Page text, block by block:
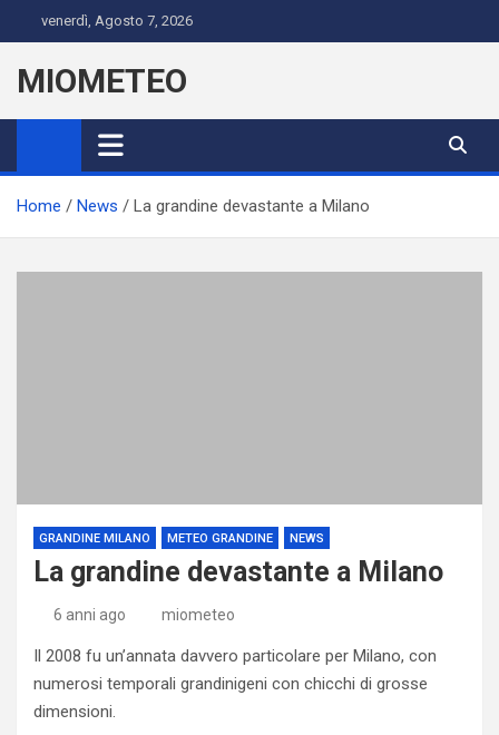
to
content
venerdì, Agosto 7, 2026
MIOMETEO
Home News La grandine devastante a Milano
GRANDINE MILANO METEO GRANDINE NEWS
La grandine devastante a Milano
6 anni ago miometeo
Il 2008 fu un’annata davvero particolare per Milano, con
numerosi temporali grandinigeni con chicchi di grosse
dimensioni.